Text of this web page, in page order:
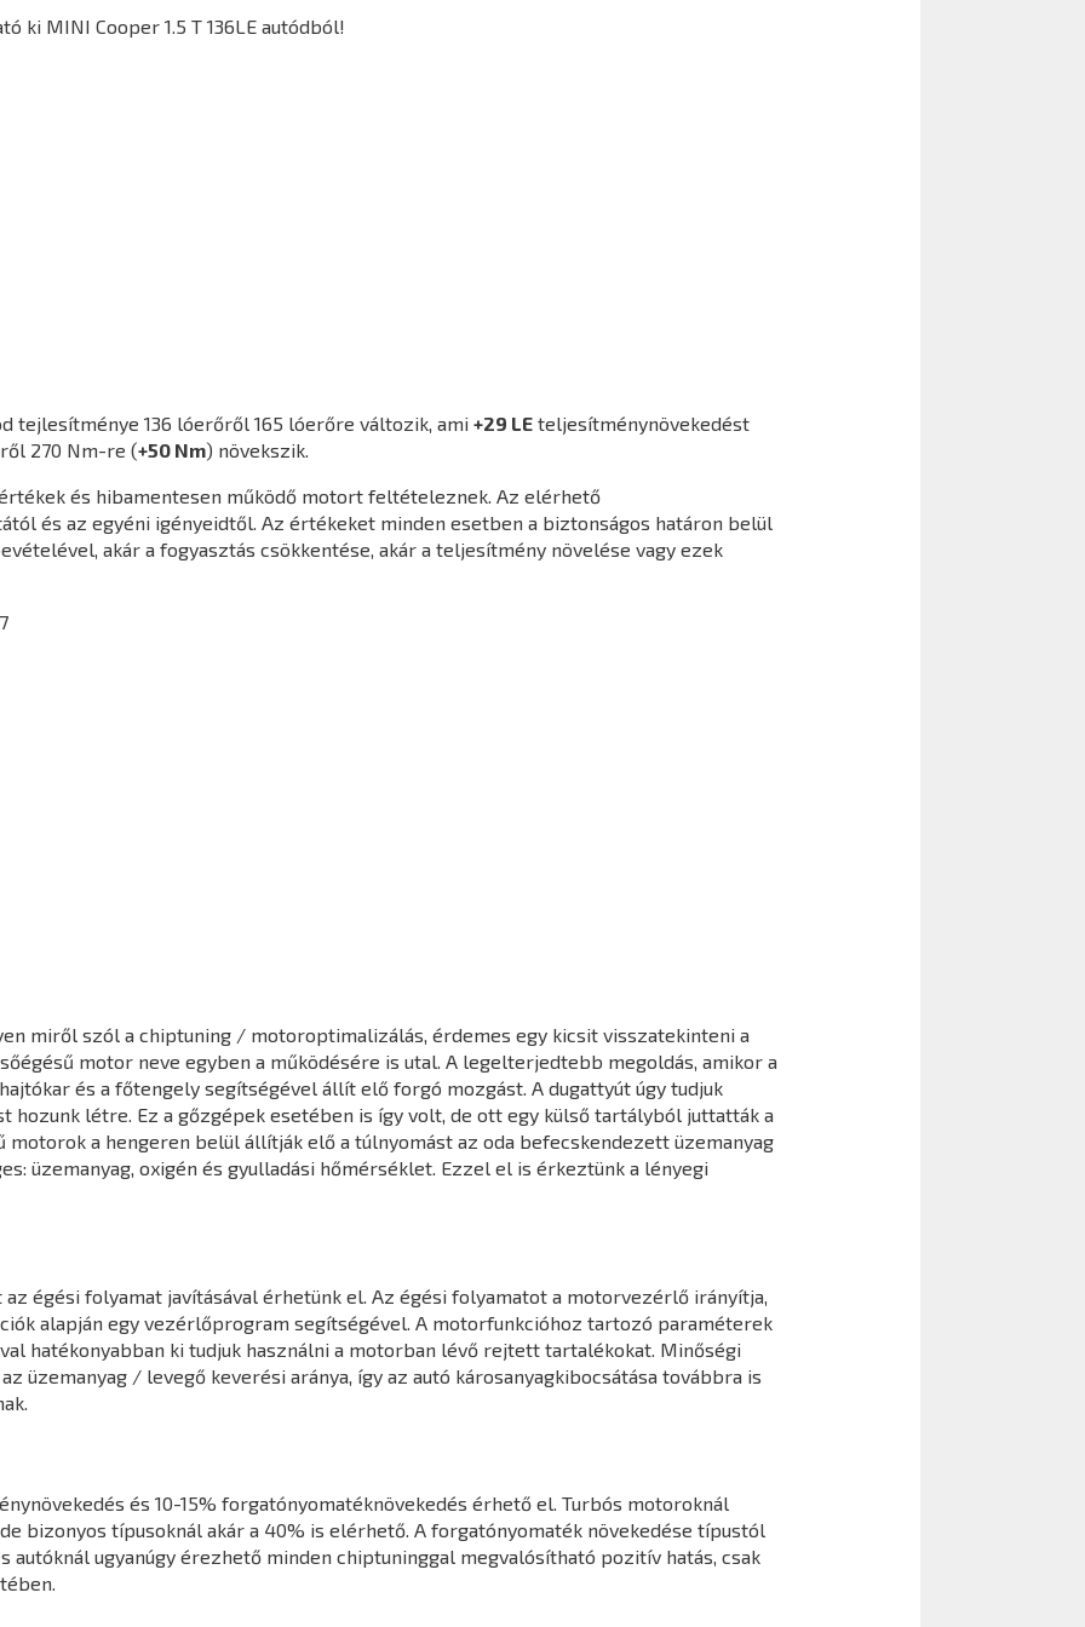
ki MINI Cooper 1.5 T 136LE autódból!
tejlesítménye 136 lóerőről 165 lóerőre változik, ami +29 LE teljesítménynövekedést
270 Nm-re (+50 Nm) növekszik.
és hibamentesen működő motort feltételeznek. Az elérhető
és az egyéni igényeidtől. Az értékeket minden esetben a biztonságos határon belül
akár a fogyasztás csökkentése, akár a teljesítmény növelése vagy ezek
miről szól a chiptuning / motoroptimalizálás, érdemes egy kicsit visszatekinteni a
motor neve egyben a működésére is utal. A legelterjedtebb megoldás, amikor a
és a főtengely segítségével állít elő forgó mozgást. A dugattyút úgy tudjuk
hozunk létre. Ez a gőzgépek esetében is így volt, de ott egy külső tartályból juttatták a
motorok a hengeren belül állítják elő a túlnyomást az oda befecskendezett üzemanyag
üzemanyag, oxigén és gyulladási hőmérséklet. Ezzel el is érkeztünk a lényegi
égési folyamat javításával érhetünk el. Az égési folyamatot a motorvezérlő irányítja,
alapján egy vezérlőprogram segítségével. A motorfunkcióhoz tartozó paraméterek
hatékonyabban ki tudjuk használni a motorban lévő rejtett tartalékokat. Minőségi
üzemanyag / levegő keverési aránya, így az autó károsanyagkibocsátása továbbra is
és 10-15% forgatónyomatéknövekedés érhető el. Turbós motoroknál
bizonyos típusoknál akár a 40% is elérhető. A forgatónyomaték növekedése típustól
autóknál ugyanúgy érezhető minden chiptuninggal megvalósítható pozitív hatás, csak